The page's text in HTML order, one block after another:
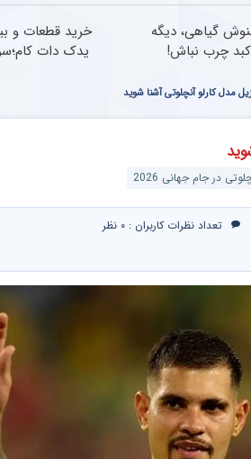
گیاهی، دیگه
کبد چرب نباش!
خرید قطعات و
یدک دات
مدل کارلو آنچلوتی آشنا شوید
در جام جهانی 2026
تعداد نظرات کاربران : ۰ نظر